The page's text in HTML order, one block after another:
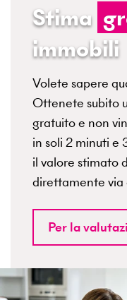
Stima
immobili
Volete sapere
Ottenete subito
gratuito e non
in soli 2 minuti e
il valore stimato
direttamente via
Per la